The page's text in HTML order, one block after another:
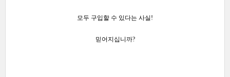
모두 구입할 수 있다는 사실 !
믿어지십니까?